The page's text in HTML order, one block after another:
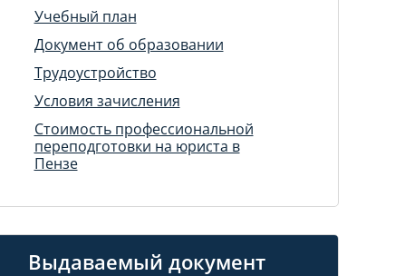
Учебный план
Документ об образовании
Трудоустройство
Условия зачисления
Стоимость профессиональной
переподготовки на юриста в
Пензе
Выдаваемый документ